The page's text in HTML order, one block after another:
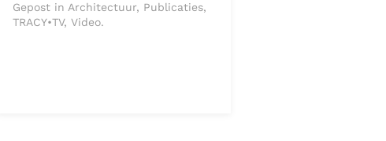
Gepost in Architectuur, Publicaties,
TRACY•TV, Video.